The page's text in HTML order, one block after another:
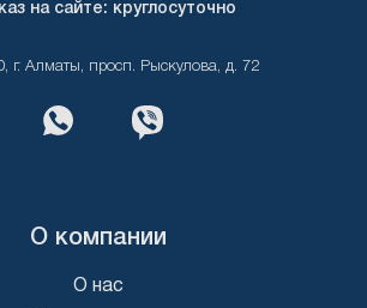
на сайте: круглосуточно
г. Алматы, просп. Рыскулова, д. 72
О компании
О нас